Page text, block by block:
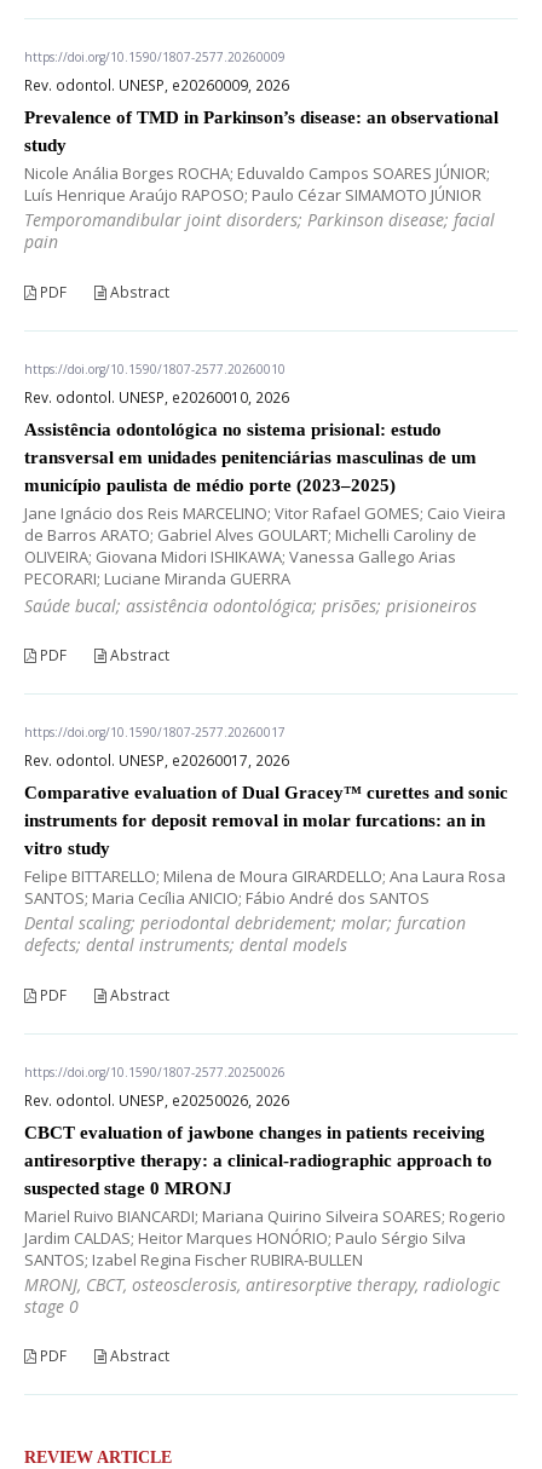
https://doi.org/10.1590/1807-2577.20260009
Rev. odontol. UNESP, e20260009, 2026
Prevalence of TMD in Parkinson’s disease: an observational
study
Nicole Anália Borges ROCHA; Eduvaldo Campos SOARES JÚNIOR;
Luís Henrique Araújo RAPOSO; Paulo Cézar SIMAMOTO JÚNIOR
Temporomandibular joint disorders; Parkinson disease; facial
pain
PDF Abstract
https://doi.org/10.1590/1807-2577.20260010
Rev. odontol. UNESP, e20260010, 2026
Assistência odontológica no sistema prisional: estudo
transversal em unidades penitenciárias masculinas de um
município paulista de médio porte (2023–2025)
Jane Ignácio dos Reis MARCELINO; Vitor Rafael GOMES; Caio Vieira
de Barros ARATO; Gabriel Alves GOULART; Michelli Caroliny de
OLIVEIRA; Giovana Midori ISHIKAWA; Vanessa Gallego Arias
PECORARI; Luciane Miranda GUERRA
Saúde bucal; assistência odontológica; prisões; prisioneiros
PDF Abstract
https://doi.org/10.1590/1807-2577.20260017
Rev. odontol. UNESP, e20260017, 2026
Comparative evaluation of Dual Gracey™ curettes and sonic
instruments for deposit removal in molar furcations: an in
vitro study
Felipe BITTARELLO; Milena de Moura GIRARDELLO; Ana Laura Rosa
SANTOS; Maria Cecília ANICIO; Fábio André dos SANTOS
Dental scaling; periodontal debridement; molar; furcation
defects; dental instruments; dental models
PDF Abstract
https://doi.org/10.1590/1807-2577.20250026
Rev. odontol. UNESP, e20250026, 2026
CBCT evaluation of jawbone changes in patients receiving
antiresorptive therapy: a clinical-radiographic approach to
suspected stage 0 MRONJ
Mariel Ruivo BIANCARDI; Mariana Quirino Silveira SOARES; Rogerio
Jardim CALDAS; Heitor Marques HONÓRIO; Paulo Sérgio Silva
SANTOS; Izabel Regina Fischer RUBIRA-BULLEN
MRONJ, CBCT, osteosclerosis, antiresorptive therapy, radiologic
stage 0
PDF Abstract
REVIEW ARTICLE